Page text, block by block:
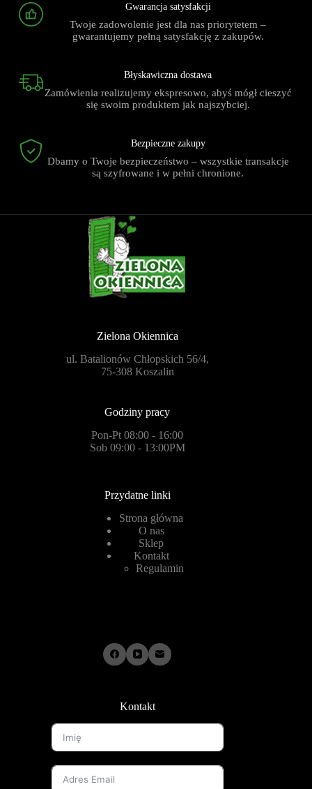
Gwarancja satysfakcji
Twoje zadowolenie jest dla nas priorytetem –
gwarantujemy pełną satysfakcję z zakupów.
Błyskawiczna dostawa
Zamówienia realizujemy ekspresowo, abyś mógł cieszyć
się swoim produktem jak najszybciej.
Bezpieczne zakupy
Dbamy o Twoje bezpieczeństwo – wszystkie transakcje
są szyfrowane i w pełni chronione.
Zielona Okiennica
ul. Batalionów Chłopskich 56/4,
75-308 Koszalin
Godziny pracy
Pon-Pt 08:00 - 16:00
Sob 09:00 - 13:00PM
Przydatne linki
Strona główna
O nas
Sklep
Kontakt
Regulamin
Kontakt